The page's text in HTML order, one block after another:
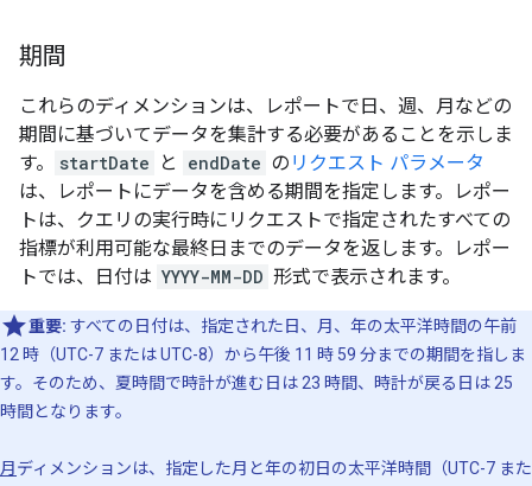
期間
これらのディメンションは、レポートで日、週、月などの
期間に基づいてデータを集計する必要があることを示しま
す。
startDate と endDate の リクエスト パラメータ
は、レポートにデータを含める期間を指定します。レポー
トは、クエリの実行時にリクエストで指定されたすべての
指標が利用可能な最終日までのデータを返します。レポー
トでは、日付は YYYY-MM-DD 形式で表示されます。
重要: すべての日付は、指定された日、月、年の太平洋時間の午前
12 時（UTC-7 または UTC-8）から午後 11 時 59 分までの期間を指しま
す。そのため、夏時間で時計が進む日は 23 時間、時計が戻る日は 25
時間となります。
月 ディメンションは、指定した月と年の初日の太平洋時間（UTC-7 また